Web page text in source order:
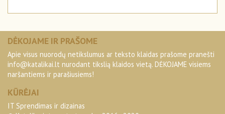
DĖKOJAME IR PRAŠOME
Apie visus nuorodų netikslumus ar teksto klaidas prašome pranešti
info@katalikai.lt nurodant tikslią klaidos vietą. DĖKOJAME visiems
naršantiems ir parašiusiems!
KŪRĖJAI
IT Sprendimas ir dizainas